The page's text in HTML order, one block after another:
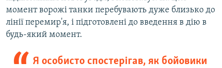
момент ворожі танки перебувають дуже близько до
лінії перемир'я, і підготовлені до введення в дію в
будь-який момент.
Я особисто спостерігав, як бойовики